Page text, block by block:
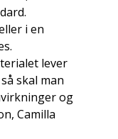
i en
lever
skal man
og
Camilla